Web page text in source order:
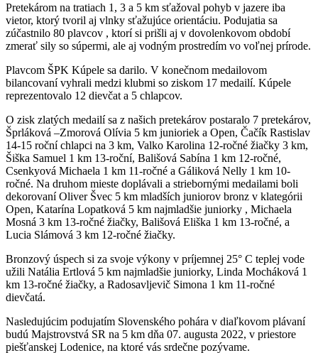
Pretekárom na tratiach 1, 3 a 5 km sťažoval pohyb v jazere iba
vietor, ktorý tvoril aj vlnky sťažujúce orientáciu. Podujatia sa
zúčastnilo 80 plavcov , ktorí si prišli aj v dovolenkovom období
zmerať sily so súpermi, ale aj vodným prostredím vo voľnej prírode.
Plavcom ŠPK Kúpele sa darilo. V konečnom medailovom
bilancovaní vyhrali medzi klubmi so ziskom 17 medailí. Kúpele
reprezentovalo 12 dievčat a 5 chlapcov.
O zisk zlatých medailí sa z našich pretekárov postaralo 7 pretekárov,
Šprláková –Zmorová Olívia 5 km junioriek a Open, Čačík Rastislav
14-15 roční chlapci na 3 km, Valko Karolina 12-ročné žiačky 3 km,
Šiška Samuel 1 km 13-roční, Bališová Sabína 1 km 12-ročné,
Csenkyová Michaela 1 km 11-ročné a Gáliková Nelly 1 km 10-
ročné. Na druhom mieste doplávali a striebornými medailami boli
dekorovaní Oliver Švec 5 km mladších juniorov bronz v klategórii
Open, Katarína Lopatková 5 km najmladšie juniorky , Michaela
Mosná 3 km 13-ročné žiačky, Bališová Eliška 1 km 13-ročné, a
Lucia Slámová 3 km 12-ročné žiačky.
Bronzový úspech si za svoje výkony v príjemnej 25° C teplej vode
užili Natália Ertlová 5 km najmladšie juniorky, Linda Mocháková 1
km 13-ročné žiačky, a Radosavljevič Simona 1 km 11-ročné
dievčatá.
Nasledujúcim podujatím Slovenského pohára v diaľkovom plávaní
budú Majstrovstvá SR na 5 km dňa 07. augusta 2022, v priestore
piešťanskej Lodenice, na ktoré vás srdečne pozývame.